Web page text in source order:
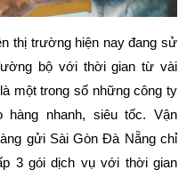
thị trường hiện nay đang sử
bộ với thời gian từ vài
một trong số những công ty
hàng nhanh, siêu tốc. Vận
gửi Sài Gòn Đà Nẵng chỉ
3 gói dịch vụ với thời gian